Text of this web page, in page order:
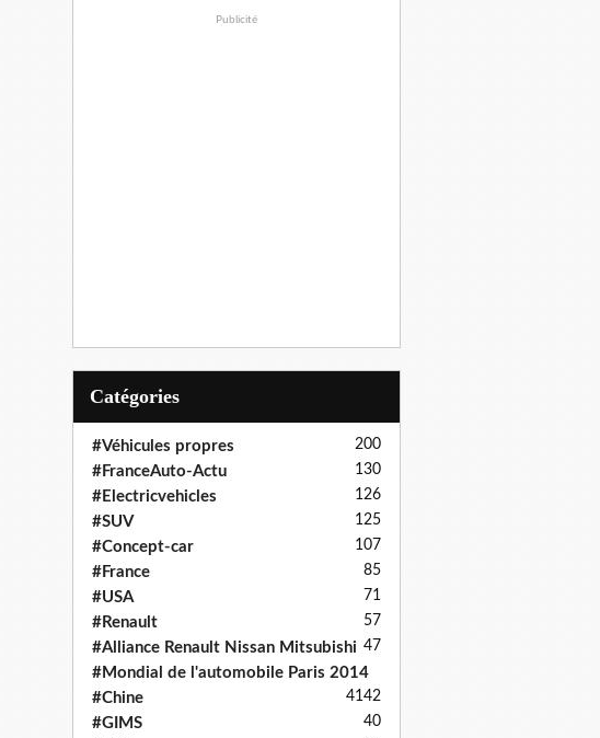
Publicité
Catégories
#Véhicules propres 200
#FranceAuto-Actu 130
#Electricvehicles 126
#SUV 125
#Concept-car 107
#France 85
#USA 71
#Renault 57
#Alliance Renault Nissan Mitsubishi 47
#Mondial de l'automobile Paris 2014
42
#Chine 41
#GIMS 40